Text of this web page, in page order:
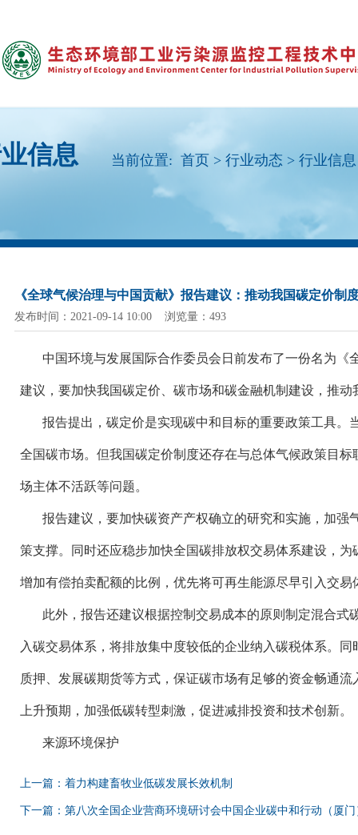
信息 当前位置: 首页 > 行业动态 > 行业信息
《全球气候治理与中国贡献》报告建议：推动我国碳定价制
发布时间：2021-09-14 10:00 浏览量：493
中国环境与发展国际合作委员会日前发布了一份名为《
建议，要加快我国碳定价、碳市场和碳金融机制建设，推动
报告提出，碳定价是实现碳中和目标的重要政策工具。
全国碳市场。但我国碳定价制度还存在与总体气候政策目
场主体不活跃等问题。
报告建议，要加快碳资产产权确立的研究和实施，加强
策支撑。同时还应稳步加快全国碳排放权交易体系建设，
增加有偿拍卖配额的比例，优先将可再生能源尽早引入交
此外，报告还建议根据控制交易成本的原则制定混合式
入碳交易体系，将排放集中度较低的企业纳入碳税体系。
质押、发展碳期货等方式，保证碳市场有足够的资金畅通
上升预期，加强低碳转型刺激，促进减排投资和技术创新。
来源环境保护
上一篇：着力构建畜牧业低碳发展长效机制
下一篇：第八次全国企业营商环境研讨会中国企业碳中和行动（厦